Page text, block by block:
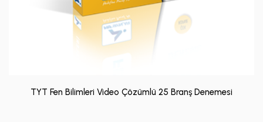
TYT Fen Bilimleri Video Çözümlü 25 Branş Denemesi